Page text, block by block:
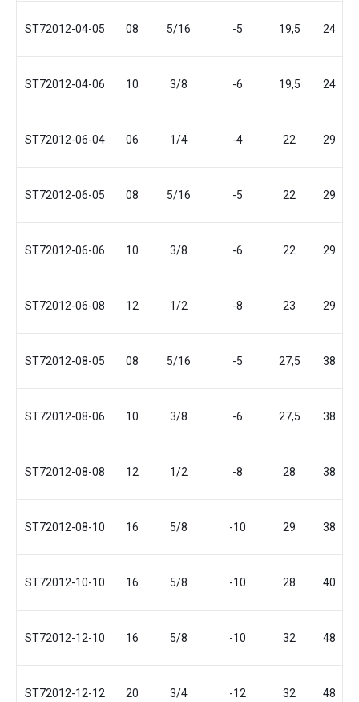
ST72012-04-05 08 5/16 -5 19,5 24
ST72012-04-06 10 3/8 -6 19,5 24
ST72012-06-04 06 1/4 -4 22 29
ST72012-06-05 08 5/16 -5 22 29
ST72012-06-06 10 3/8 -6 22 29
ST72012-06-08 12 1/2 -8 23 29
ST72012-08-05 08 5/16 -5 27,5 38
ST72012-08-06 10 3/8 -6 27,5 38
ST72012-08-08 12 1/2 -8 28 38
ST72012-08-10 16 5/8 -10 29 38
ST72012-10-10 16 5/8 -10 28 40
ST72012-12-10 16 5/8 -10 32 48
ST72012-12-12 20 3/4 -12 32 48